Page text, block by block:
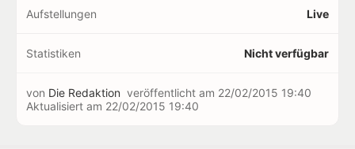
Aufstellungen Live
Statistiken Nicht verfügbar
von Die Redaktion veröffentlicht am 22/02/2015 19:40
Aktualisiert am 22/02/2015 19:40